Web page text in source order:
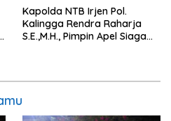
Kapolda NTB Irjen Pol.
Kalingga Rendra Raharja
S.E.,M.H., Pimpin Apel Siaga